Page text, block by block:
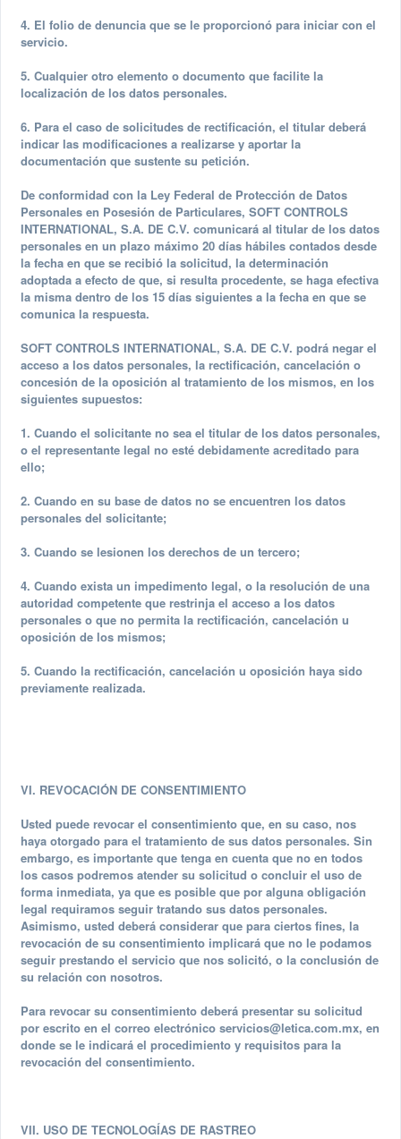
4. El folio de denuncia que se le proporcionó para iniciar con el
servicio.
5. Cualquier otro elemento o documento que facilite la
localización de los datos personales.
6. Para el caso de solicitudes de rectificación, el titular deberá
indicar las modificaciones a realizarse y aportar la
documentación que sustente su petición.
De conformidad con la Ley Federal de Protección de Datos
Personales en Posesión de Particulares, SOFT CONTROLS
INTERNATIONAL, S.A. DE C.V. comunicará al titular de los datos
personales en un plazo máximo 20 días hábiles contados desde
la fecha en que se recibió la solicitud, la determinación
adoptada a efecto de que, si resulta procedente, se haga efectiva
la misma dentro de los 15 días siguientes a la fecha en que se
comunica la respuesta.
SOFT CONTROLS INTERNATIONAL, S.A. DE C.V. podrá negar el
acceso a los datos personales, la rectificación, cancelación o
concesión de la oposición al tratamiento de los mismos, en los
siguientes supuestos:
1. Cuando el solicitante no sea el titular de los datos personales,
o el representante legal no esté debidamente acreditado para
ello;
2. Cuando en su base de datos no se encuentren los datos
personales del solicitante;
3. Cuando se lesionen los derechos de un tercero;
4. Cuando exista un impedimento legal, o la resolución de una
autoridad competente que restrinja el acceso a los datos
personales o que no permita la rectificación, cancelación u
oposición de los mismos;
5. Cuando la rectificación, cancelación u oposición haya sido
previamente realizada.
VI. REVOCACIÓN DE CONSENTIMIENTO
Usted puede revocar el consentimiento que, en su caso, nos
haya otorgado para el tratamiento de sus datos personales. Sin
embargo, es importante que tenga en cuenta que no en todos
los casos podremos atender su solicitud o concluir el uso de
forma inmediata, ya que es posible que por alguna obligación
legal requiramos seguir tratando sus datos personales.
Asimismo, usted deberá considerar que para ciertos fines, la
revocación de su consentimiento implicará que no le podamos
seguir prestando el servicio que nos solicitó, o la conclusión de
su relación con nosotros.
Para revocar su consentimiento deberá presentar su solicitud
por escrito en el correo electrónico servicios@letica.com.mx, en
donde se le indicará el procedimiento y requisitos para la
revocación del consentimiento.
VII. USO DE TECNOLOGÍAS DE RASTREO